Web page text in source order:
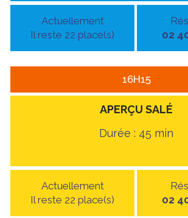
Actuellement
Il reste 22 place(s)
02
16H15
APERÇU SALÉ
Durée : 45 min
Actuellement
Il reste 22 place(s)
02